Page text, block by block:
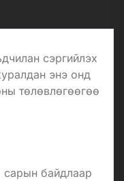
сэргийлэх
энэ онд
төлөвлөгөөгөө
сарын байдлаар